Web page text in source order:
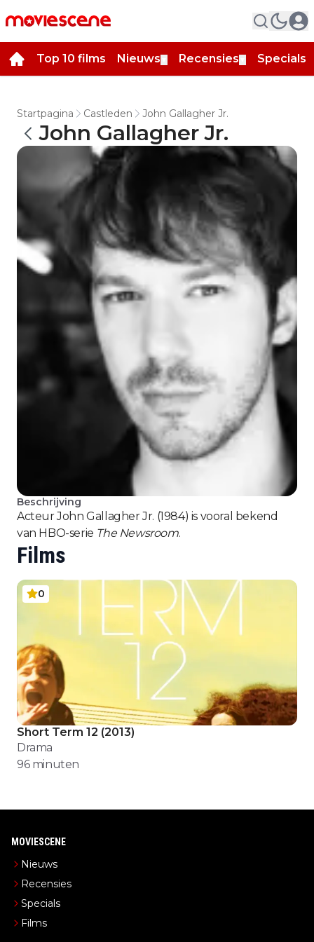
Top 10 films Nieuws Recensies Specials
Startpagina Castleden John Gallagher Jr.
John Gallagher Jr.
Beschrijving
Acteur John Gallagher Jr. (1984) is vooral bekend
van HBO-serie The Newsroom.
Films
0
Short Term 12 (2013)
Drama
96minuten
MOVIESCENE
Nieuws
Recensies
Specials
Films